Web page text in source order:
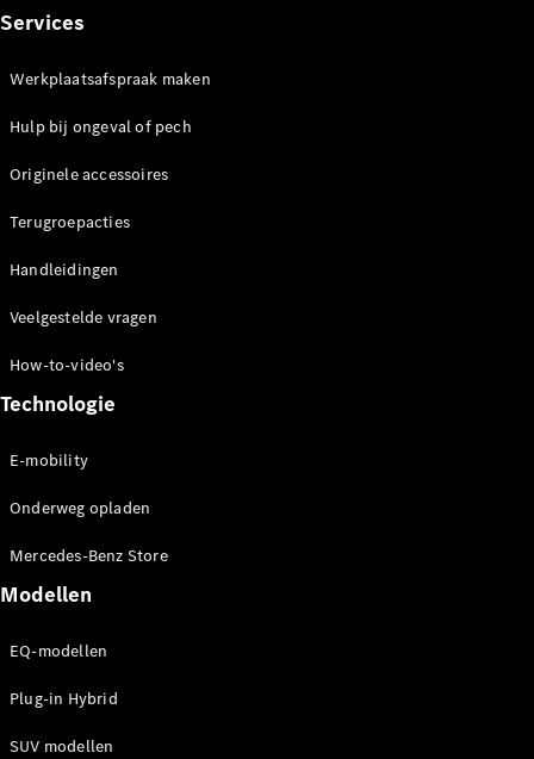
Rijassistentiesystemen
MBUX
Over-the-
Design en
cars
mobiliteit
Duurzaamheid
Mercedes-
Benz
Nederland
Mercedes-
Werken bij
Services
Werkplaatsafspraak maken
Hulp bij ongeval of pech
Originele accessoires
Terugroepacties
Handleidingen
Veelgestelde vragen
How-to-video's
Technologie
E-mobility
Onderweg opladen
Mercedes-Benz Store
Modellen
EQ-modellen
Plug-in Hybrid
SUV modellen